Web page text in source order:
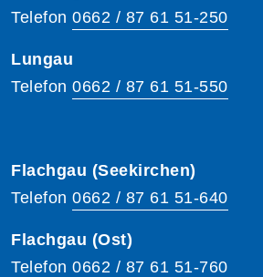
Telefon 0662 / 87 61 51-250
Lungau
Telefon 0662 / 87 61 51-550
Flachgau (Seekirchen)
Telefon 0662 / 87 61 51-640
Flachgau (Ost)
Telefon 0662 / 87 61 51-760